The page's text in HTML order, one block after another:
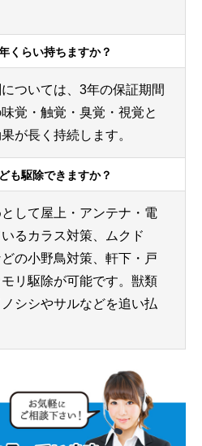
くらい持ちますか？
ついては、3年の保証期間
覚・触覚・臭覚・視覚と
が長く持続します。
も駆除できますか？
して屋上・アンテナ・電
るカラス対策、ムクド
の小野鳥対策、軒下・戸
リ駆除が可能です。獣類
シシやサルなどを追い払